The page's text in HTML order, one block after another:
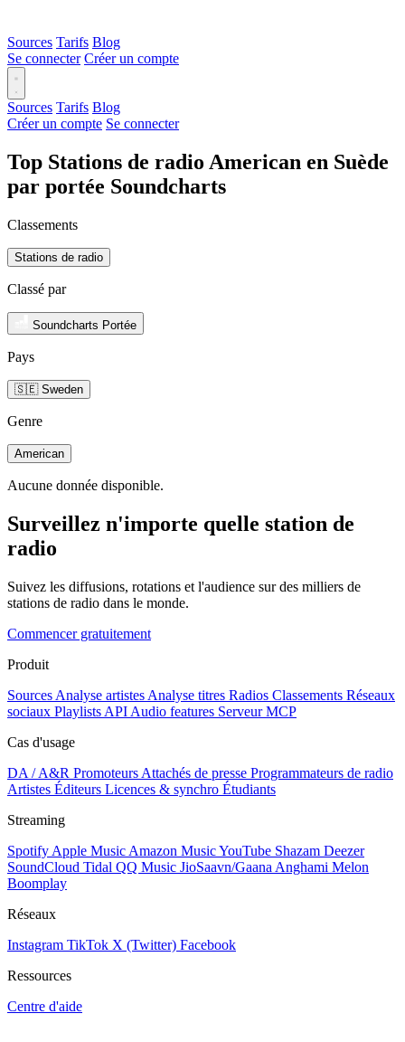
Sources Tarifs Blog
Se connecter Créer un compte
Sources Tarifs Blog
Créer un compte Se connecter
Top Stations de radio American en Suède
par portée Soundcharts
Classements
Stations de radio
Classé par
Soundcharts Portée
Pays
🇸🇪 Sweden
Genre
American
Aucune donnée disponible.
Surveillez n'importe quelle station de
radio
Suivez les diffusions, rotations et l'audience sur des milliers de
stations de radio dans le monde.
Commencer gratuitement
Produit
Sources Analyse artistes Analyse titres Radios Classements Réseaux
sociaux Playlists API Audio features Serveur MCP
Cas d'usage
DA / A&R Promoteurs Attachés de presse Programmateurs de radio
Artistes Éditeurs Licences & synchro Étudiants
Streaming
Spotify Apple Music Amazon MusicYouTube Shazam Deezer
SoundCloud Tidal QQ Music JioSaavn/Gaana Anghami Melon
Boomplay
Réseaux
Instagram TikTok X (Twitter) Facebook
Ressources
Centre d'aide